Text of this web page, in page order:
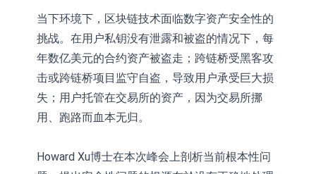
当下环境下，区块链技术面临数字资产安全性的
挑战。在用户私钥没有泄露和被盗的情况下，每
年数亿美元的合约资产被盗走；跨链桥受黑客攻
击或跨链桥项目监守自盗，导致用户承受巨大损
失；用户托管在交易所的资产，因为交易所挪
用、跑路而血本无归。
Howard Xu博士在本次峰会上剖析当前根本性问